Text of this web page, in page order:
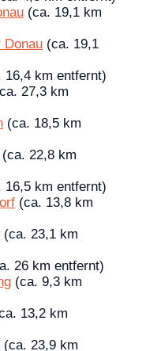
(ca. 19,1 km
Donau (ca. 19,1
16,4 km entfernt)
27,3 km
(ca. 18,5 km
(ca. 22,8 km
16,5 km entfernt)
(ca. 13,8 km
(ca. 23,1 km
26 km entfernt)
(ca. 9,3 km
13,2 km
(ca. 23,9 km